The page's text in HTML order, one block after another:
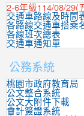
2-6年級114/08/29(
交通車路線及時間
各路線交通車搭乘
各線班次總表
交通車通知單
公務系統
桃園市政府教育局
公文整合系統
公文大附件下載
會計簽證系統